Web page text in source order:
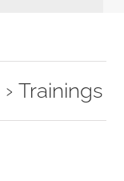
› Trainings